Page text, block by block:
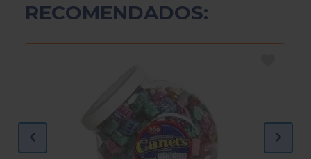
RECOMENDADOS: